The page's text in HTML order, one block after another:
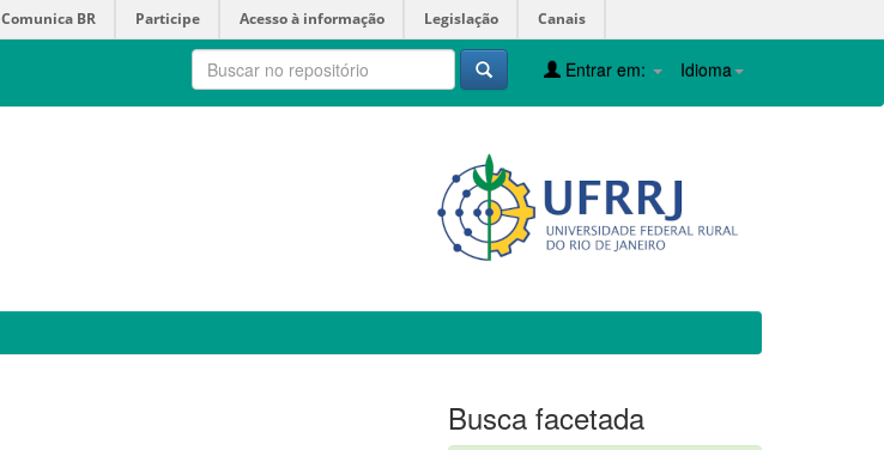
Comunica BR Participe Acesso à informação Legislação Canais
Idioma
Entrar em:
Busca facetada